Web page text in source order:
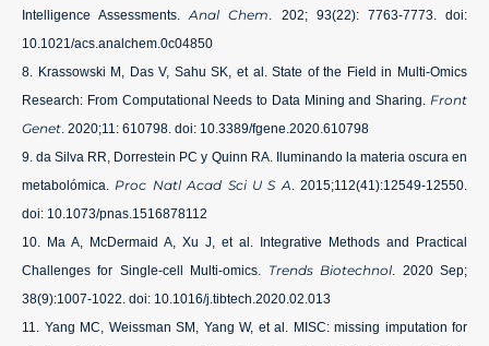
Intelligence Assessments.Anal Chem. 202; 93(22): 7763-7773. doi:
10.1021/acs.analchem.0c04850
Krassowski M, Das V, Sahu SK, et al. State of the Field in Multi-Omics
Research: From Computational Needs to Data Mining and Sharing. Front
Genet. 2020;11: 610798. doi: 10.3389/fgene.2020.610798
da Silva RR, Dorrestein PC y Quinn RA. Iluminando la materia oscura en
metabolómica.Proc Natl Acad Sci U S A. 2015;112(41):12549-12550.
doi: 10.1073/pnas.1516878112
Ma A, McDermaid A, Xu J, et al. Integrative Methods and Practical
Challenges for Single-cell Multi-omics. Trends Biotechnol. 2020 Sep;
38(9):1007-1022. doi: 10.1016/j.tibtech.2020.02.013
Yang MC, Weissman SM, Yang W, et al. MISC: missing imputation for